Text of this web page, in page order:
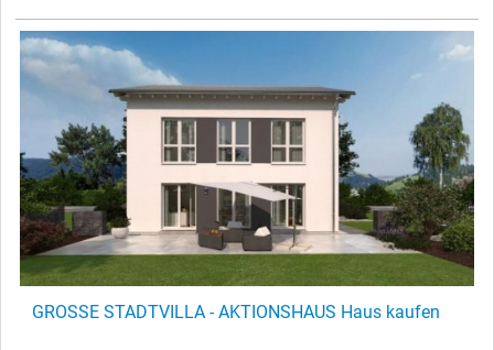
GROSSE STADTVILLA - AKTIONSHAUS Haus kaufen